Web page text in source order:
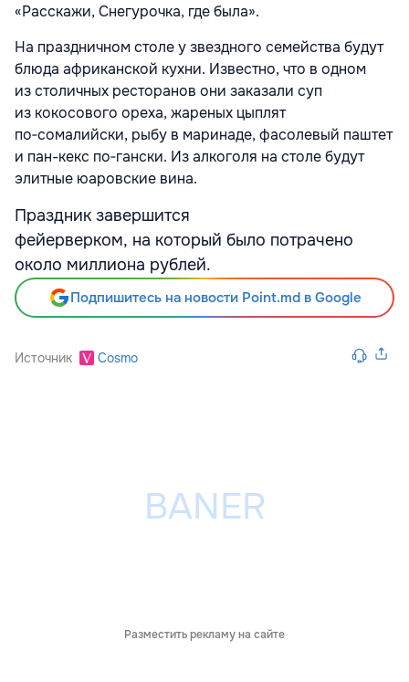
«Расскажи, Снегурочка, где была».
На праздничном столе у звездного семейства будут
блюда африканской кухни. Известно, что в одном
из столичных ресторанов они заказали суп
из кокосового ореха, жареных цыплят
по‑сомалийски, рыбу в маринаде, фасолевый паштет
и пан-кекс по‑гански. Из алкоголя на столе будут
элитные юаровские вина.
Праздник завершится
фейерверком, на который было потрачено
около миллиона рублей.
Подпишитесь на новости Point.md в Google
Источник Cosmo
Разместить рекламу на сайте